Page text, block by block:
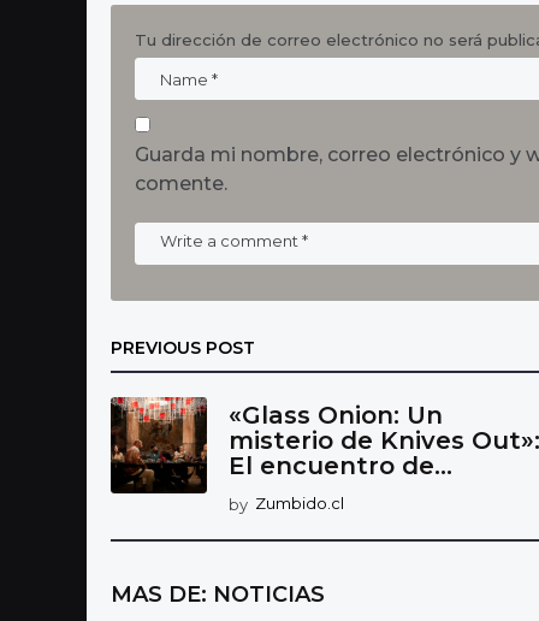
Tu dirección de correo electrónico no será
Guarda mi nombre, correo electrónico y
comente.
PREVIOUS POST
«Glass Onion: Un
misterio de Knives Out»:
El encuentro de...
by Zumbido.cl
MAS DE: NOTICIAS